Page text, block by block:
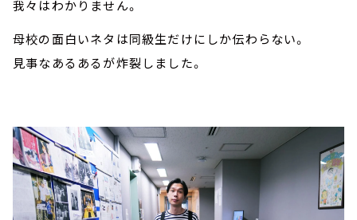
我々はわかりません。
母校の面白いネタは同級生だけにしか伝わらない。
見事なあるあるが炸裂しました。